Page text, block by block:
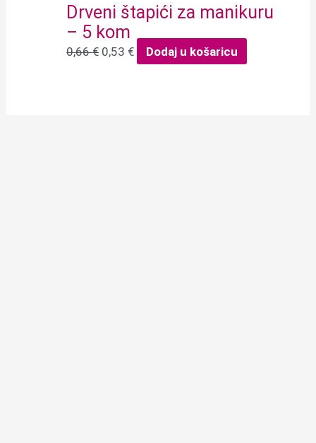
Drveni štapići za manikuru
– 5 kom
0,66€ 0,53 € Dodaj u košaricu